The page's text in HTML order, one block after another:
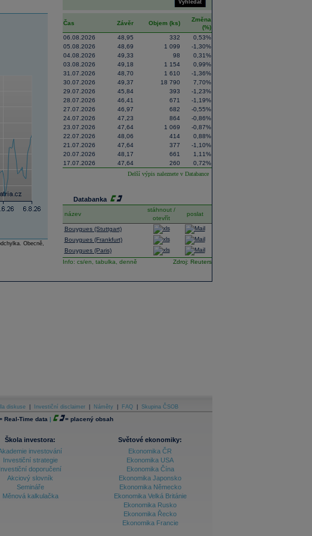
Obecně,
Vyhledat
Čas Závěr Objem (ks)
Změna
(%)
06.08.2026
48,95 332
0,53%
05.08.2026
48,69 1 099
-1,30%
04.08.2026
49,33 98
0,31%
03.08.2026
49,18 1 154
0,99%
31.07.2026
48,70 1 610
-1,36%
30.07.2026
49,37 18 790
7,70%
29.07.2026
45,84 393
-1,23%
28.07.2026
46,41 671
-1,19%
27.07.2026
46,97 682
-0,55%
24.07.2026
47,23 864
-0,86%
23.07.2026
47,64 1 069
-0,87%
22.07.2026
48,06 414
0,88%
21.07.2026
47,64 377
-1,10%
20.07.2026
48,17 661
1,11%
17.07.2026
47,64 260
0,72%
Delší výpis naleznete v Databance
Databanka
název
stáhnout /
otevřít
poslat
Bouygues (Stuttgart)
Bouygues (Frankfurt)
Bouygues (Paris)
Info: cs/en, tabulka, denně Zdroj: Reuters
diskuse Investiční disclaimer Náměty FAQ Skupina ČSOB
Real-Time data | = placený obsah
Škola investora:
investování
Investiční strategie
Investiční doporučení
Akciový slovník
Semináře
Měnová kalkulačka
Světové ekonomiky:
Ekonomika ČR
Ekonomika USA
Ekonomika Čína
Ekonomika Japonsko
Ekonomika Německo
Ekonomika Velká Británie
Ekonomika Rusko
Ekonomika Řecko
Ekonomika Francie